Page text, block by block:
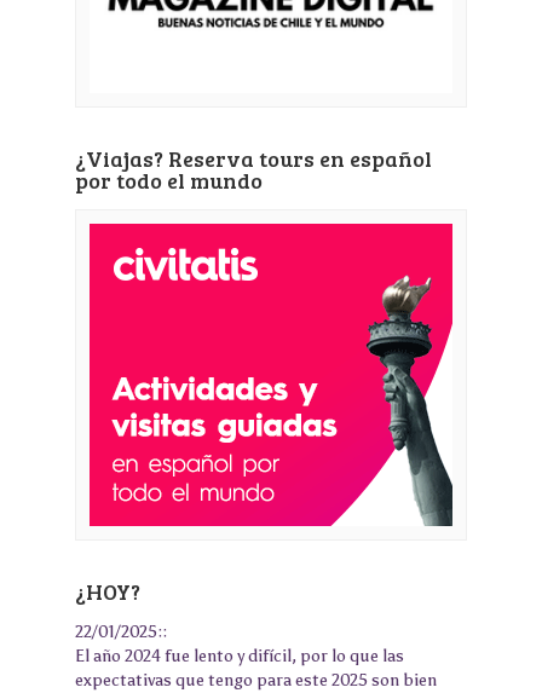
¿Viajas? Reserva tours en español
por todo el mundo
¿HOY?
22/01/2025::
El año 2024 fue lento y difícil, por lo que las
expectativas que tengo para este 2025 son bien